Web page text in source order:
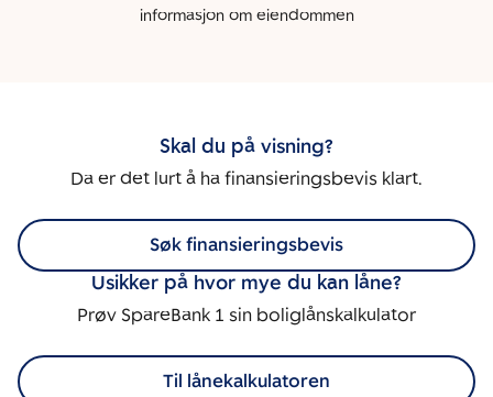
informasjon om eiendommen
Skal du på visning?
Da er det lurt å ha finansieringsbevis klart.
Søk finansieringsbevis
Usikker på hvor mye du kan låne?
Prøv SpareBank 1 sin boliglånskalkulator
Til lånekalkulatoren